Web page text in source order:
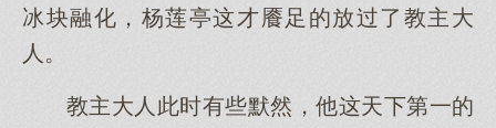
冰块融化，杨莲亭这才餍足的放过了教主大
人。
教主大人此时有些默然，他这天下第一的